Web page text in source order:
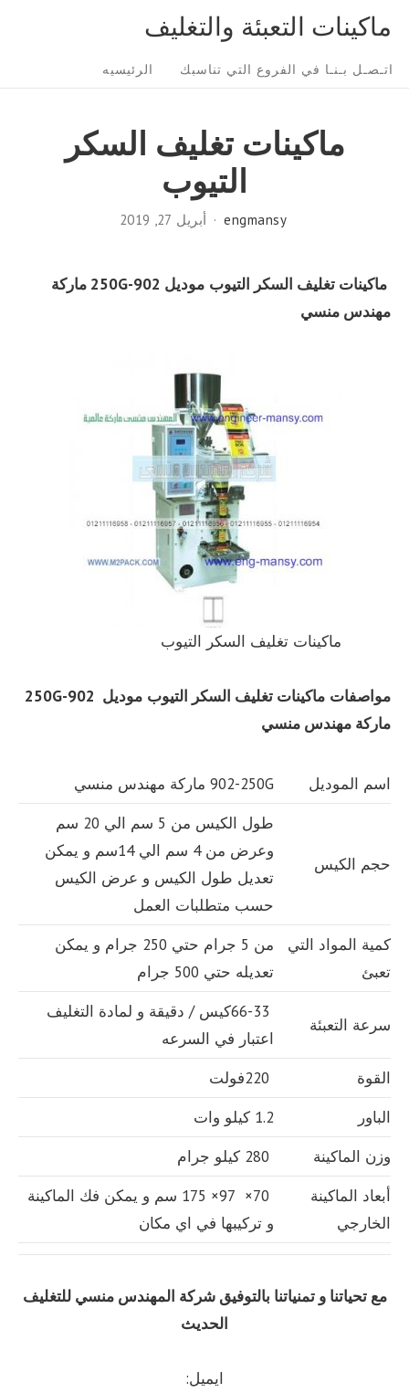
content
ماكينات التعبئة والتغليف
Site
Navigation
اتـصـل بـنـا في الفروع التي تناسبك الرئيسيه
ماكينات تغليف السكر
التيوب
engmansy أبريل 27, 2019
ماكينات تغليف السكر التيوب موديل 902-250G
ماركة
مهندس منسي
ماكينات تغليف السكر التيوب
مواصفات ماكينات تغليف السكر التيوب موديل 902-250G
ماركة مهندس منسي
اسم الموديل 902-250G ماركة مهندس منسي
حجم الكيس
طول الكيس من 5 سم الي 20 سم
وعرض من 4 سم الي 14سم و يمكن
تعديل طول الكيس و عرض الكيس
حسب متطلبات العمل
كمية المواد التي
تعبئ
من 5 جرام حتي 250 جرام و يمكن
تعديله حتي 500 جرام
سرعة التعبئة
66-33كيس / دقيقة و لمادة التغليف
اعتبار في السرعه
القوة
الباور
1.2 كيلو وات
وزن الماكينة
أبعاد الماكينة
الخارجي
70× 97× 175 سم و يمكن فك الماكينة
و تركيبها في اي مكان
مع تحياتنا و تمنياتنا بالتوفيق شركة المهندس منسي للتغليف
الحديث
ايميل: